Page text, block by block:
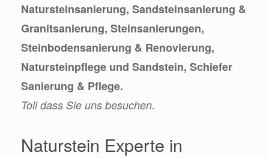
Natursteinsanierung, Sandsteinsanierung &
Granitsanierung, Steinsanierungen,
Steinbodensanierung & Renovierung,
Natursteinpflege und Sandstein, Schiefer
Sanierung & Pflege.
Toll dass Sie uns besuchen.
Naturstein Experte in